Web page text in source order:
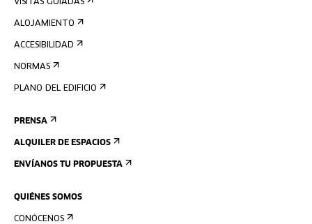
VISITAS GUIADAS
ALOJAMIENTO
ACCESIBILIDAD
NORMAS
PLANO DEL EDIFICIO
PRENSA
ALQUILER DE ESPACIOS
ENVÍANOS TU PROPUESTA
QUIÉNES SOMOS
CONÓCENOS